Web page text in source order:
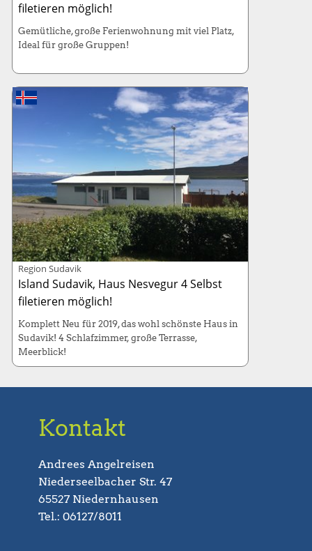
filetieren möglich!
Gemütliche, große Ferienwohnung mit viel Platz,
Ideal für große Gruppen!
Haus: 140m² (6 Betten / 3 Schlafzimmer)
Kabinenboot: 130-PS, Länge 7 Meter
Region Sudavik
Island Sudavik, Haus Nesvegur 4 Selbst
filetieren möglich!
Komplett Neu für 2019, das wohl schönste Haus in
Sudavik! 4 Schlafzimmer, große Terrasse,
Meerblick!
Kontakt
Andrees Angelreisen
Niederseelbacher Str. 47
65527 Niedernhausen
Tel.: 06127/8011